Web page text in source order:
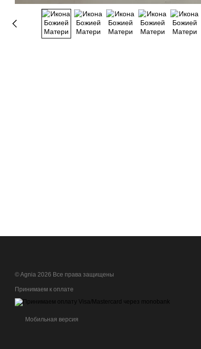
© Agnia 2026 Все права защищены
Принимаем к оплате
Мобильная версия